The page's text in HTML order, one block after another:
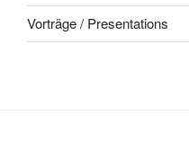
Vorträge / Presentations